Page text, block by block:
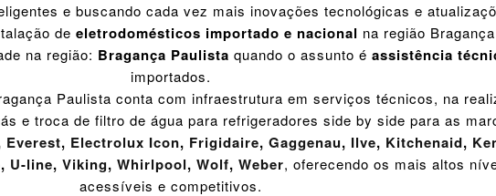
e buscando cada vez mais inovações tecnológicas e
de eletrodomésticos importado e nacional na região
na região: Bragança Paulista quando o assunto é assistência
importados.
Paulista conta com infraestrutura em serviços técnicos, na
e troca de filtro de água para refrigeradores side by side para as
Everest, Electrolux Icon, Frigidaire, Gaggenau, Ilve, Kitchenaid,
, U-line, Viking, Whirlpool, Wolf, Weber, oferecendo os mais altos
acessíveis e competitivos.